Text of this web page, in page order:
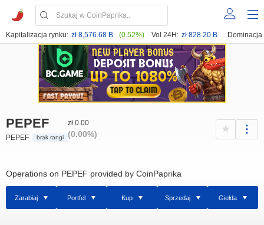
Kapitalizacja rynku: zł 8,576.68 B (0.52%) Vol 24H: zł 828.20 B Dominacja
PEPEF
PEPEF brak rangi
zł 0.00
(0.00%)
Operations on PEPEF provided by CoinPaprika
Zarabiaj Portfel Kup Sprzedaj Giełda